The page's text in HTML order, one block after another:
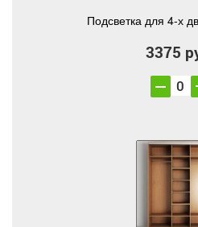
Подсветка для 4-х
3375